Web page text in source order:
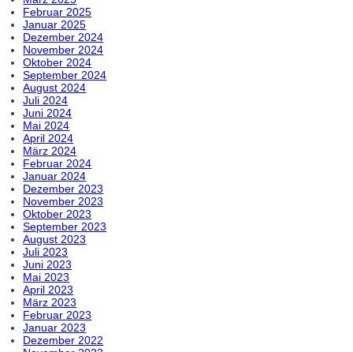
Februar 2025
Januar 2025
Dezember 2024
November 2024
Oktober 2024
September 2024
August 2024
Juli 2024
Juni 2024
Mai 2024
April 2024
März 2024
Februar 2024
Januar 2024
Dezember 2023
November 2023
Oktober 2023
September 2023
August 2023
Juli 2023
Juni 2023
Mai 2023
April 2023
März 2023
Februar 2023
Januar 2023
Dezember 2022